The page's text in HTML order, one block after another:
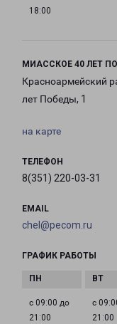
18:00
МИАССКОЕ 40 ЛЕТ
Красноармейский
лет Победы, 1
на карте
ТЕЛЕФОН
8(351) 220-03-31
EMAIL
chel@pecom.ru
ГРАФИК РАБОТЫ
с 09:00 до
21:00
с
21:00